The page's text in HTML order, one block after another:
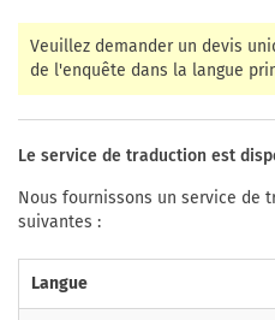
Veuillez demander un devis
de l'enquête dans la langue
Le service de traduction est
Nous fournissons un service de
suivantes :
Langue